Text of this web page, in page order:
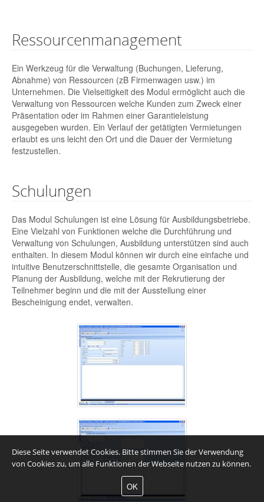
Ressourcenmanagement
Ein Werkzeug für die Verwaltung (Buchungen, Lieferung,
Abnahme) von Ressourcen (zB Firmenwagen usw.) im
Unternehmen. Die Vielseitigkeit des Modul ermöglicht auch die
Verwaltung von Ressourcen welche Kunden zum Zweck einer
Präsentation oder im Rahmen einer Garantieleistung
ausgegeben wurden. Ein Verlauf der getätigten Vermietungen
erlaubt es uns leicht den Ort und die Dauer der Vermietung
festzustellen.
Schulungen
Das Modul Schulungen ist eine Lösung für Ausbildungsbetriebe.
Eine Vielzahl von Funktionen welche die Durchführung und
Verwaltung von Schulungen, Ausbildung unterstützen sind auch
enthalten. In diesem Modul können wir durch eine einfache und
intuitive Benutzerschnittstelle, die gesamte Organisation und
Planung der Ausbildung, welche mit der Rekrutierung der
Teilnehmer beginn und die mit der Ausstellung einer
Bescheinigung endet, verwalten.
Diese Seite verwendet Cookies. Bitte stimmen Sie der Verwendung
von Cookies zu, um alle Funktionen der Webseite nutzen zu können.
OK